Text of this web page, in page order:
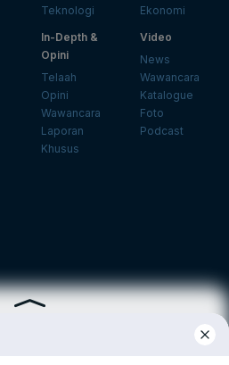
Teknologi
Ekonomi
In-Depth &
Opini
Telaah
Opini
Wawancara
Laporan
Khusus
Video
News
Wawancara
Katalogue
Foto
Podcast